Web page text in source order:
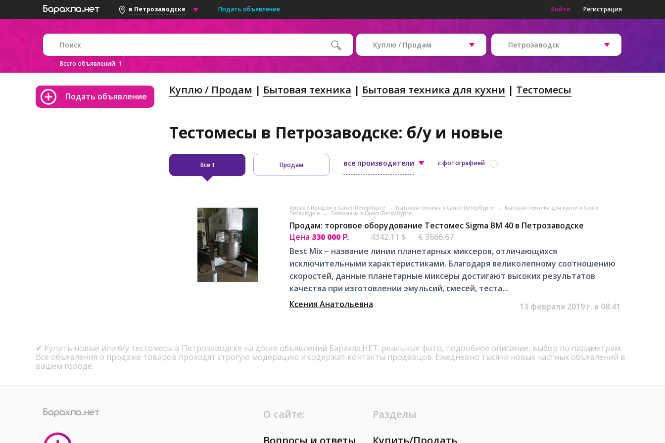
в Петрозаводске Подать объявление Войти Регистрация
Всего объявлений: 1
Куплю / Продам Петрозаводск
Подать объявление Куплю / Продам Бытовая техника Бытовая техника для кухни Тестомесы
Тестомесы в Петрозаводске: б/у и новые
Все 1 Продам все производители с фотографией
Куплю / Продам в Санкт-Петербурге → Бытовая техника в Санкт-Петербурге → Бытовая техника для кухни в Санкт-
Петербурге → Тестомесы в Санкт-Петербурге
Продам: торговое оборудование Тестомес Sigma BM 40 в Петрозаводске
Цена 330 000 Р. 4342.11 $
€ 3666.67
Best Mix – название линии планетарных миксеров, отличающихся
исключительными характеристиками. Благодаря великолепному соотношению
скоростей, данные планетарные миксеры достигают высоких результатов
качества при изготовлении эмульсий, смесей, теста...
Ксения Анатольевна
13 февраля 2019 г. в 08:41
✔ Купить новые или б/у тестомесы в Петрозаводске на доске объявлений Барахла.НЕТ: реальные фото, подробное описание, выбор по параметрам.
Все объявления о продаже товаров проходят строгую модерацию и содержат контакты продавцов. Ежедневно тысячи новых частных объявлений в
вашем городе.
О сайте:
Разделы